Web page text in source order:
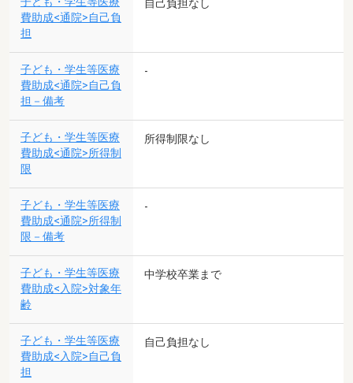
費助成<通院>自己負
担
自己負担なし
子ども・学生等医療
費助成<通院>自己負
担－備考
-
子ども・学生等医療
費助成<通院>所得制
限
所得制限なし
子ども・学生等医療
費助成<通院>所得制
限－備考
-
子ども・学生等医療
費助成<入院>対象年
齢
中学校卒業まで
子ども・学生等医療
費助成<入院>自己負
担
自己負担なし